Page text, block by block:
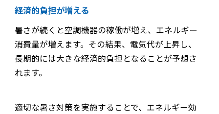
経済的負担が増える
暑さが続くと空調機器の稼働が増え、エネルギー
消費量が増えます。その結果、電気代が上昇し、
長期的には大きな経済的負担となることが予想さ
れます。
適切な暑さ対策を実施することで、エネルギー効